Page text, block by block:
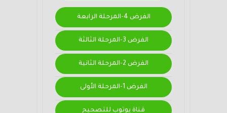
الفرض 4-المرحلة الرابعة
الفرض 3-المرحلة الثالثة
الفرض 2-المرحلة الثانية
الفرض 1-المرحلة الأولى
قناة يوتوب للتصحيح